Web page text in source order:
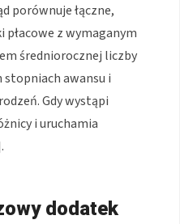
porównuje łączne,
z wymaganym
średniorocznej liczby
awansu i
Gdy wystąpi
i uruchamia
dodatek